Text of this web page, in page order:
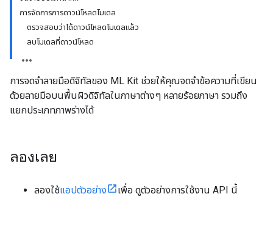
การจัดการการดาวน์โหลดโมเดล
ตรวจสอบว่าได้ดาวน์โหลดโมเดลแล้ว
ลบโมเดลที่ดาวน์โหลด
การจดจำลายมือดิจิทัลของ ML Kit ช่วยให้คุณจดจำข้อความที่เขียน
ด้วยลายมือบนพื้นผิวดิจิทัลในภาษาต่างๆ หลายร้อยภาษา รวมถึง
แยกประเภทภาพร่างได้
ลองเลย
ลองใช้แอปตัวอย่าง เพื่อ ดูตัวอย่างการใช้งาน API นี้